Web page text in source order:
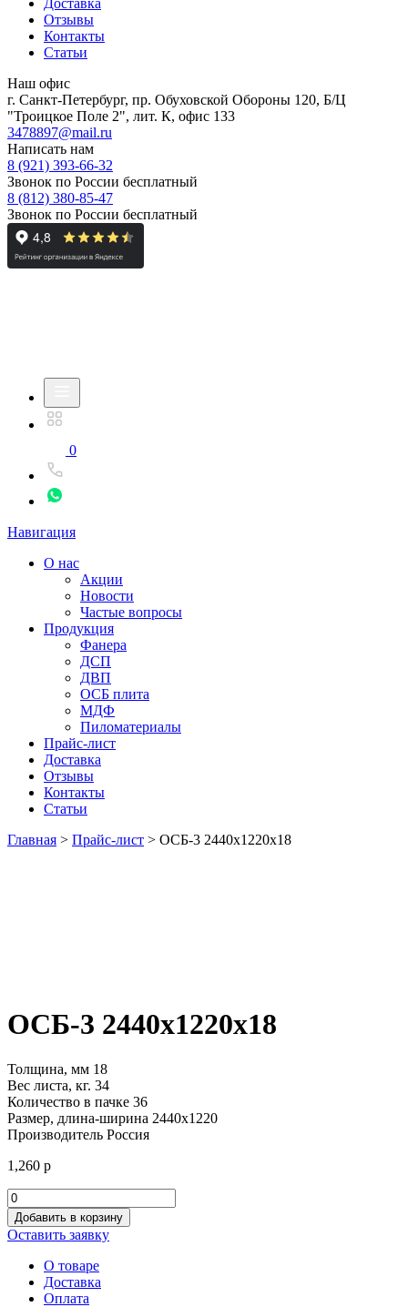
Доставка
Отзывы
Контакты
Статьи
Наш офис
г. Санкт-Петербург, пр. Обуховской Обороны 120, Б/Ц
"Троицкое Поле 2", лит. К, офис 133
3478897@mail.ru
Написать нам
8 (921) 393-66-32
Звонок по России бесплатный
8 (812) 380-85-47
Звонок по России бесплатный
0
Навигация
О нас
Акции
Новости
Частые вопросы
Продукция
Фанера
ДСП
ДВП
ОСБ плита
МДФ
Пиломатериалы
Прайс-лист
Доставка
Отзывы
Контакты
Статьи
Главная > Прайс-лист > ОСБ-3 2440х1220х18
ОСБ-3 2440х1220х18
Толщина, мм 18
Вес листа, кг. 34
Количество в пачке 36
Размер, длина-ширина 2440х1220
Производитель Россия
1,260 р
Количество
товара
ОСБ-3
2440х1220х18
Добавить в корзину
Оставить заявку
О товаре
Доставка
Оплата